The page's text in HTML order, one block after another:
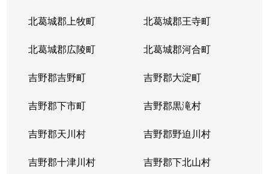
北葛城郡上牧町 北葛城郡王寺町
北葛城郡広陵町 北葛城郡河合町
吉野郡吉野町 吉野郡大淀町
吉野郡下市町 吉野郡黒滝村
吉野郡天川村 吉野郡野迫川村
吉野郡十津川村 吉野郡下北山村